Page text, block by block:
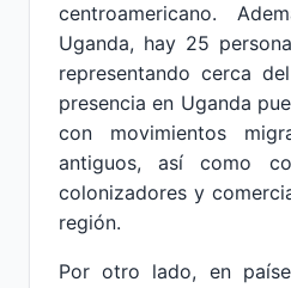
centroamericano.
Uganda, hay 25
representando cerca
presencia en Uganda
con movimientos
antiguos, así como
colonizadores y
región.
Por otro lado, en